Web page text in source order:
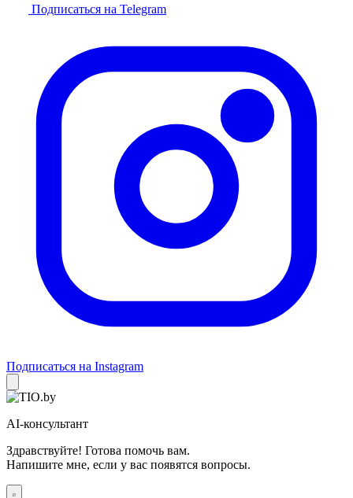
Подписаться на Telegram
Подписаться на Instagram
AI-консультант
Здравствуйте! Готова помочь вам.
Напишите мне, если у вас появятся вопросы.